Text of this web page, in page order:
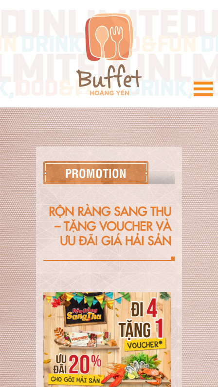
PROMOTION
RỘN RÀNG SANG THU
– TẶNG VOUCHER VÀ
ƯU ĐÃI GIÁ HẢI SẢN